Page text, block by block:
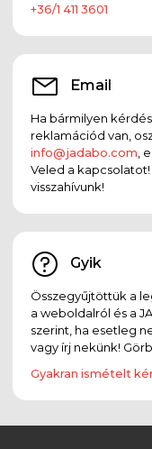
+36/1 411 3601
Email
Ha bármilyen
reklamációd van,
info@jadabo.com ,
Veled a
visszahívunk!
Gyik
Összegyűjtöttük a
a weboldalról és a
szerint, ha esetleg
vagy írj nekünk!
Gyakran ismételt